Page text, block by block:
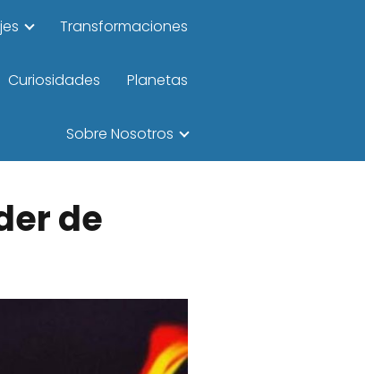
Transformaciones
Curiosidades Planetas
Sobre Nosotros
de